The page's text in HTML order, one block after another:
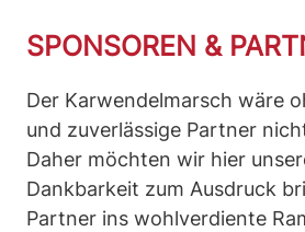
SPONSOREN &
Der Karwendelmarsch wäre
und zuverlässige Partner
Daher möchten wir hier
Dankbarkeit zum Ausdruck
Partner ins wohlverdiente